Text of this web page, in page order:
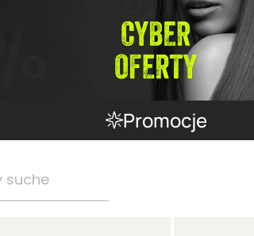
Promocje
suche